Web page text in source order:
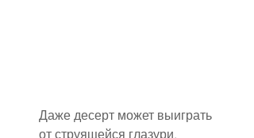
Даже десерт может выиграть
от струящейся глазури,